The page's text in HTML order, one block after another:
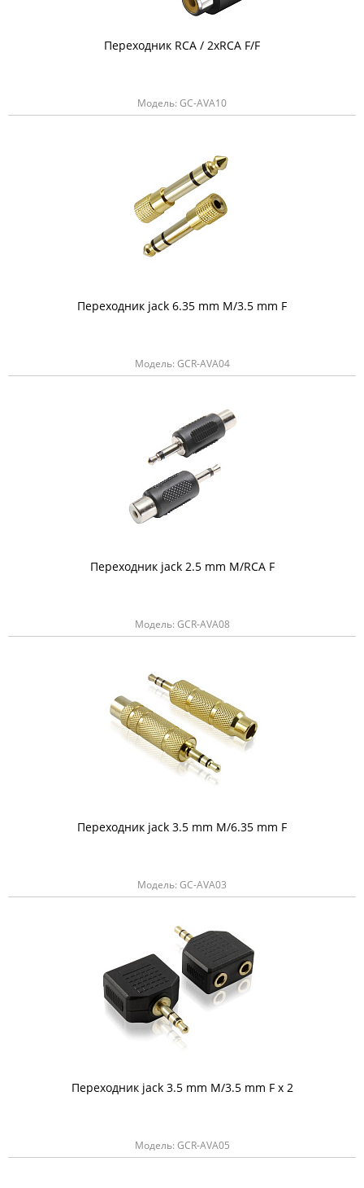
Переходник RCA / 2хRCA F/F
Модель: GC-AVA10
Переходник jack 6.35 mm M/3.5 mm F
Модель: GCR-AVA04
Переходник jack 2.5 mm M/RCA F
Модель: GCR-AVA08
Переходник jack 3.5 mm M/6.35 mm F
Модель: GC-AVA03
Переходник jack 3.5 mm M/3.5 mm F x 2
Модель: GCR-AVA05